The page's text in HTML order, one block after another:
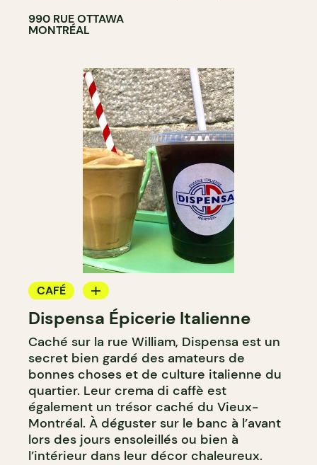
990 RUE OTTAWA
MONTRÉAL
CAFÉ
ÉPICERIE / DEP
CRÈME GLACÉE
COMPTOIR
Dispensa Épicerie Italienne
Caché sur la rue William, Dispensa est un
secret bien gardé des amateurs de
bonnes choses et de culture italienne du
quartier. Leur crema di caffè est
également un trésor caché du Vieux-
Montréal. À déguster sur le banc à l’avant
lors des jours ensoleillés ou bien à
l’intérieur dans leur décor chaleureux.